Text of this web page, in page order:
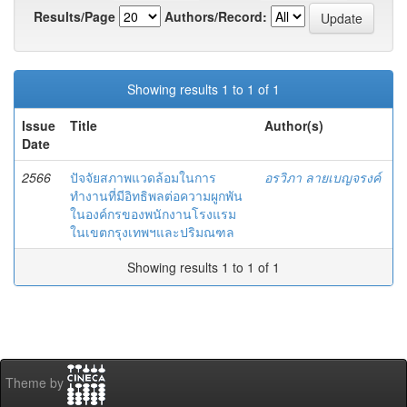
Results/Page
Authors/Record:
Showing results 1 to 1 of 1
Issue
Date
Title Author(s)
2566
ปัจจัยสภาพแวดล้อมในการ
ทำงานที่มีอิทธิพลต่อความผูกพัน
ในองค์กรของพนักงานโรงแรม
ในเขตกรุงเทพฯและปริมณฑล
อรวิภา ลายเบญจรงค์
Showing results 1 to 1 of 1
Theme by